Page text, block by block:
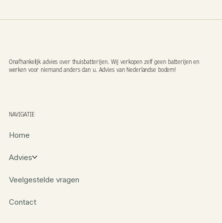
NAVIGATIE
Onafhankelijk advies over thuisbatterijen. Wij verkopen zelf geen batterijen en
werken voor niemand anders dan u. Advies van Nederlandse bodem!
Home
Advies
Veelgestelde vragen
Contact